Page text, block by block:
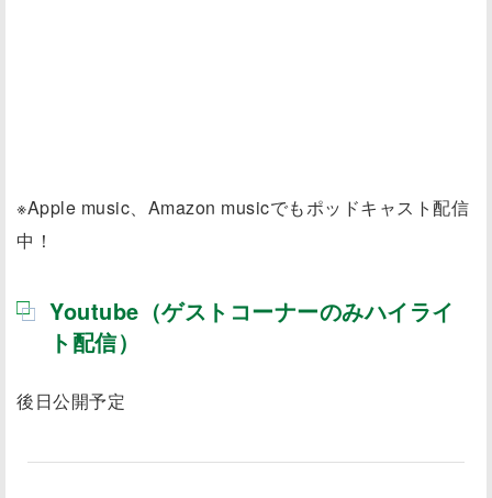
※Apple music、Amazon musicでもポッドキャスト配信
中！
Youtube（ゲストコーナーのみハイライ
ト配信）
後日公開予定